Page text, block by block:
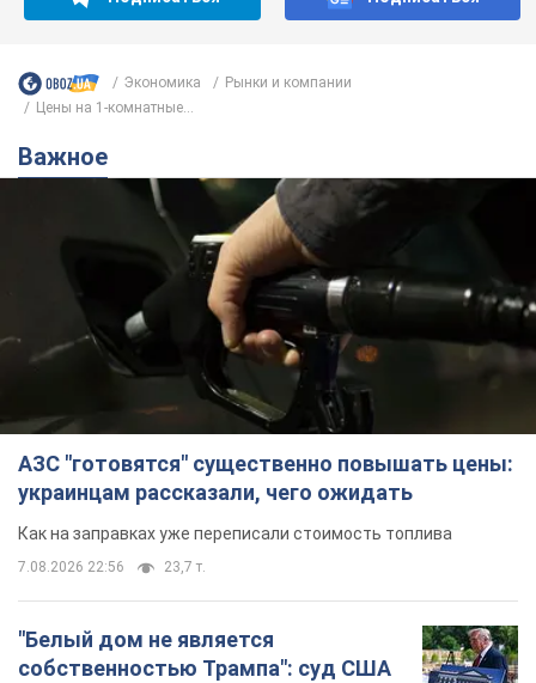
Экономика
Рынки и компании
Цены на 1-комнатные...
Важное
АЗС "готовятся" существенно повышать цены:
украинцам рассказали, чего ожидать
Как на заправках уже переписали стоимость топлива
7.08.2026 22:56 23,7 т.
"Белый дом не является
собственностью Трампа": суд США